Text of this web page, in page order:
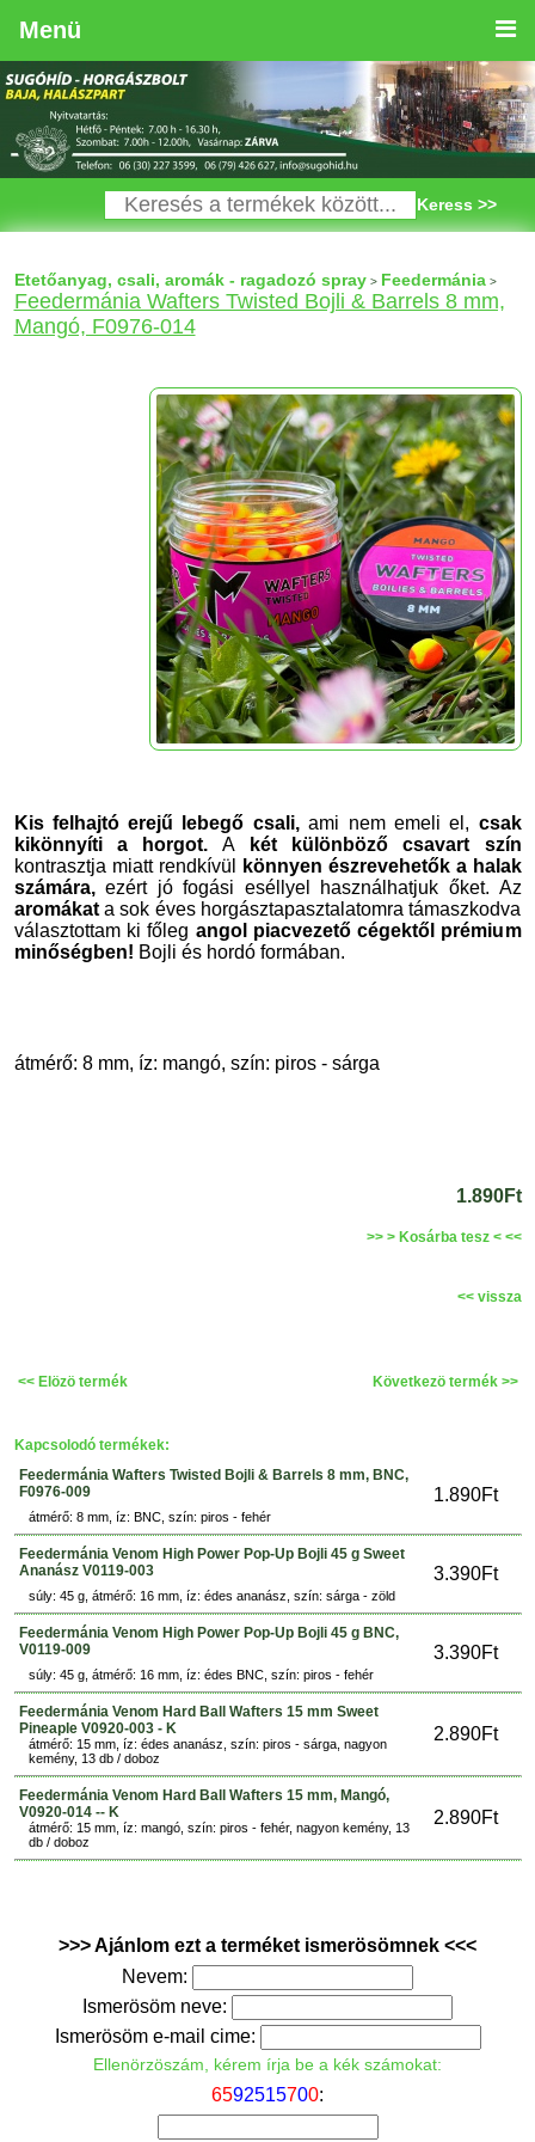
Menü
Keress >>
Etetőanyag, csali, aromák - ragadozó spray> Feedermánia>
Feedermánia Wafters Twisted Bojli & Barrels 8 mm,
Mangó, F0976-014
Kis felhajtó erejű lebegő csali,ami nem emeli el, csak
kikönnyíti a horgot.A
két különböző csavart szín
kontrasztja miatt rendkívül
könnyen észrevehetők a halak
számára,ezért jó fogási eséllyel használhatjuk őket. Az
aromákat a sok éves horgásztapasztalatomra támaszkodva
választottam ki főleg angol piacvezető cégektől prémium
minőségben! Bojli és hordó formában.
átmérő: 8 mm, íz: mangó, szín: piros - sárga
1.890Ft
>> > Kosárba tesz < <<
<< vissza
<< Elözö termék Következö termék >>
Kapcsolodó termékek:
Feedermánia Wafters Twisted Bojli & Barrels 8 mm, BNC,
F0976-009
1.890Ft
átmérő: 8 mm, íz: BNC, szín: piros - fehér
Feedermánia Venom High Power Pop-Up Bojli 45 g Sweet
Ananász V0119-003
3.390Ft
súly: 45 g, átmérő: 16 mm, íz: édes ananász, szín: sárga - zöld
Feedermánia Venom High Power Pop-Up Bojli 45 g BNC,
V0119-009
3.390Ft
súly: 45 g, átmérő: 16 mm, íz: édes BNC, szín: piros - fehér
Feedermánia Venom Hard Ball Wafters 15 mm Sweet
Pineaple V0920-003 - K
2.890Ft
átmérő: 15 mm, íz: édes ananász, szín: piros - sárga, nagyon
kemény, 13 db / doboz
Feedermánia Venom Hard Ball Wafters 15 mm, Mangó,
V0920-014 -- K
2.890Ft
átmérő: 15 mm, íz: mangó, szín: piros - fehér, nagyon kemény, 13
db / doboz
>>> Ajánlom ezt a terméket ismerösömnek <<<
Nevem:
Ismerösöm neve:
Ismerösöm e-mail cime:
Ellenörzöszám, kérem írja be a kék számokat:
6592515700: